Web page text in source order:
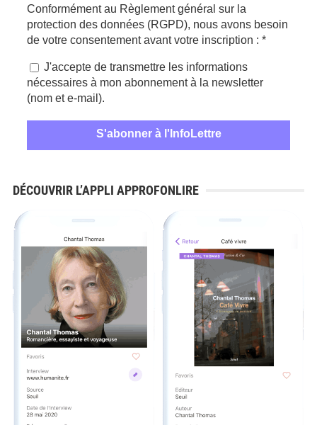
Conformément au Règlement général sur la
protection des données (RGPD), nous avons besoin
de votre consentement avant votre inscription : *
J'accepte de transmettre les informations
nécessaires à mon abonnement à la newsletter
(nom et e-mail).
DÉCOUVRIR L’APPLI APPROFONLIRE